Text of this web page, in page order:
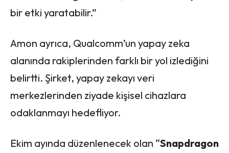
bir etki yaratabilir.”
Amon ayrıca, Qualcomm’un yapay zeka
alanında rakiplerinden farklı bir yol izlediğini
belirtti. Şirket, yapay zekayı veri
merkezlerinden ziyade kişisel cihazlara
odaklanmayı hedefliyor.
Ekim ayında düzenlenecek olan “Snapdragon